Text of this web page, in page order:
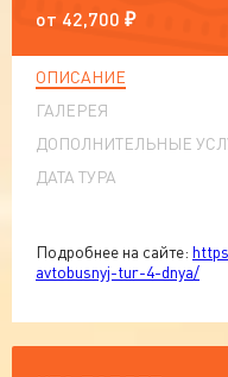
от 42,700 ₽
ОПИСАНИЕ
ГАЛЕРЕЯ
ДОПОЛНИТЕЛЬНЫЕ
ДАТА ТУРА
Подробнее на сайте:
avtobusnyj-tur-4-dnya/